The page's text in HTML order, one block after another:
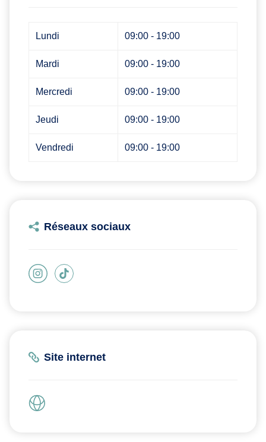
Lundi 09:00 - 19:00
Mardi 09:00 - 19:00
Mercredi 09:00 - 19:00
Jeudi 09:00 - 19:00
Vendredi 09:00 - 19:00
Réseaux sociaux
Site internet